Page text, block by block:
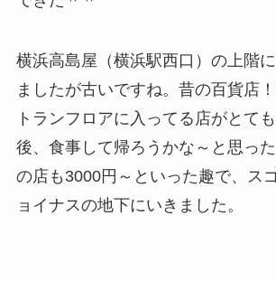
横浜高島屋（横浜駅西口）の上階
ましたが古いですね。昔の百貨店
トランフロアに入ってる店がとて
後、食事して帰ろうかな～と思っ
の店も3000円～といった趣で、ス
ョイナスの地下にいきました。